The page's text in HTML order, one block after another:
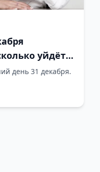
уйдёт
день 31 декабря.